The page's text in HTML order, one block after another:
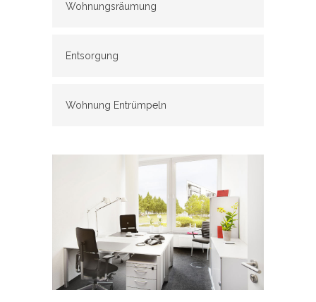
Wohnungsräumung
Entsorgung
Wohnung Entrümpeln